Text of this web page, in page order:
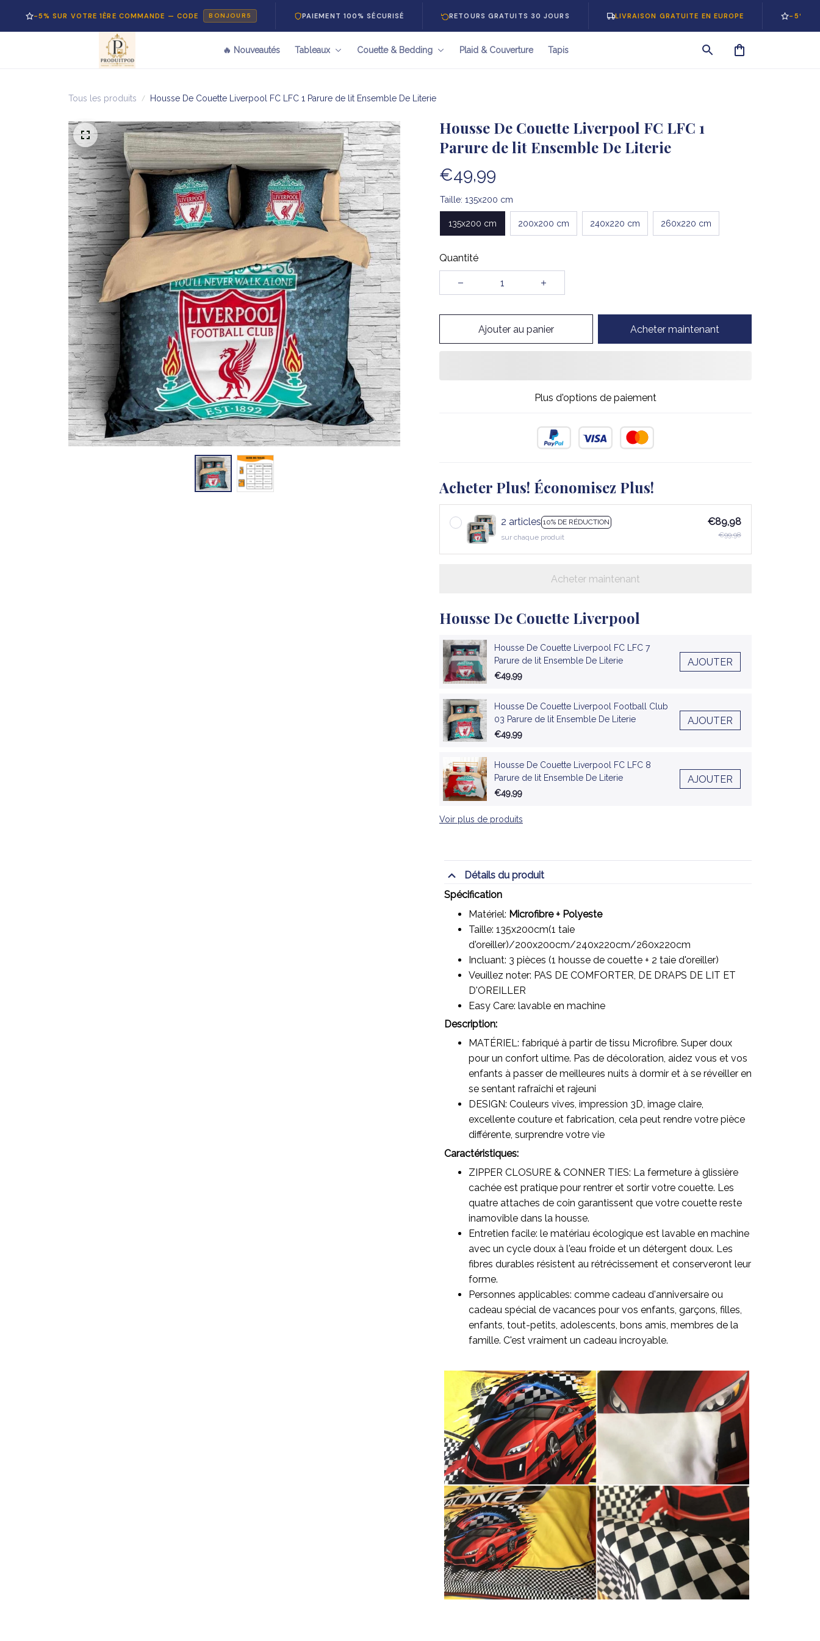
SUR VOTRE 1ÈRE COMMANDE — CODE BONJOUR5 PAIEMENT 100% SÉCURISÉ RETOURS GRATUITS 30 JOURS LIVRAISON GRATUITE EN EUROPE -5% SUR VOTRE
🔥 Nouveautés Tableaux Couette & Bedding Plaid & Couverture Tapis
Tous les produits Housse De Couette Liverpool FC LFC 1 Parure de lit Ensemble De Literie
Housse De Couette Liverpool FC LFC 1
Parure de lit Ensemble De Literie
€49,99
Taille: 135x200 cm
135x200 cm 200x200 cm 240x220 cm 260x220 cm
Quantité
Ajouter au panier Acheter maintenant
Plus d'options de paiement
Acheter Plus! Économisez Plus!
2 articles 10% DE RÉDUCTION
sur chaque produit
€89,98
€99,98
Acheter maintenant
Housse De Couette Liverpool
Housse De Couette Liverpool FC LFC 7
Parure de lit Ensemble De Literie
€49,99
AJOUTER
Housse De Couette Liverpool Football Club
03 Parure de lit Ensemble De Literie
€49,99
AJOUTER
Housse De Couette Liverpool FC LFC 8
Parure de lit Ensemble De Literie
€49,99
AJOUTER
Voir plus de produits
Détails du produit
Spécification
Matériel: Microfibre + Polyeste
Taille: 135x200cm(1 taie
d'oreiller)/200x200cm/240x220cm/260x220cm
Incluant: 3 pièces (1 housse de couette + 2 taie d'oreiller)
Veuillez noter: PAS DE COMFORTER, DE DRAPS DE LIT ET
D'OREILLER
Easy Care: lavable en machine
Description:
MATÉRIEL: fabriqué à partir de tissu Microfibre. Super doux
pour un confort ultime. Pas de décoloration, aidez vous et vos
enfants à passer de meilleures nuits à dormir et à se réveiller en
se sentant rafraîchi et rajeuni
DESIGN: Couleurs vives, impression 3D, image claire,
excellente couture et fabrication, cela peut rendre votre pièce
différente, surprendre votre vie
Caractéristiques:
ZIPPER CLOSURE & CONNER TIES: La fermeture à glissière
cachée est pratique pour rentrer et sortir votre couette. Les
quatre attaches de coin garantissent que votre couette reste
inamovible dans la housse.
Entretien facile: le matériau écologique est lavable en machine
avec un cycle doux à l'eau froide et un détergent doux. Les
fibres durables résistent au rétrécissement et conserveront leur
forme.
Personnes applicables: comme cadeau d'anniversaire ou
cadeau spécial de vacances pour vos enfants, garçons, filles,
enfants, tout-petits, adolescents, bons amis, membres de la
famille. C'est vraiment un cadeau incroyable.